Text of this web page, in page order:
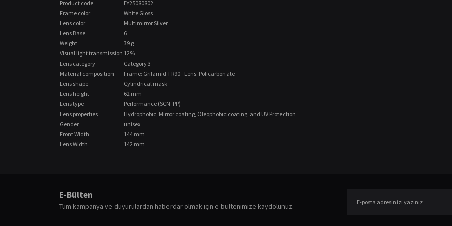
Product code
EY25080802
Frame color
White Gloss
Lens color
Multimirror Silver
Lens Base
6
Weight
39 g
Visual light transmission 12%
Lens category
Category 3
Material composition
Frame: Grilamid TR90 - Lens: Policarbonate
Lens shape
Cylindrical mask
Lens height
62 mm
Lens type
Performance (SCN-PP)
Lens properties
Hydrophobic, Mirror coating, Oleophobic coating, and UV Protection
Gender
unisex
Front Width
144 mm
Lens Width
142 mm
Ürün resmi kalitesiz, bozuk veya görüntülenemiyor.
E-Bülten
Tüm kampanya ve duyurulardan haberdar olmak için e-bültenimize kaydolunuz.